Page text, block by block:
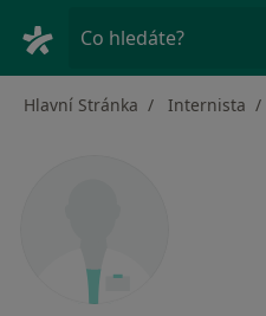
Co hledáte?
Hlavní Stránka Internista